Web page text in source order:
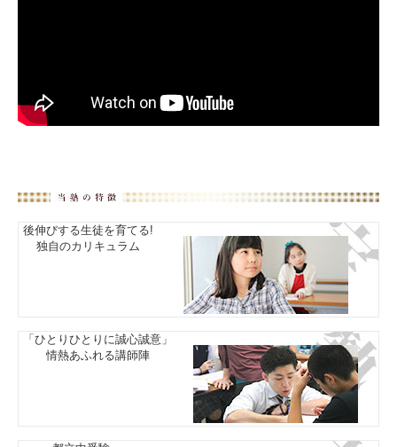
後伸びする生徒を育てる!
独自のカリキュラム
「ひとりひとりに誠心誠意」
情熱あふれる講師陣